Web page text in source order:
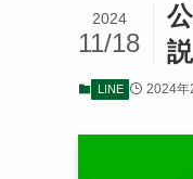
説
2024
11/18
LINE 2024年